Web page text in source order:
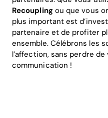
Recouplingou que vous
plus important est
partenaire et de profiter
ensemble. Célébrons les
l’affection, sans perdre
communication !